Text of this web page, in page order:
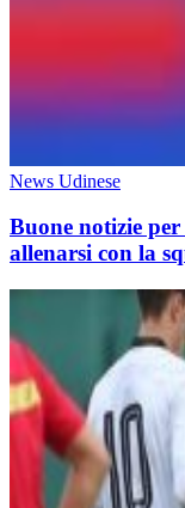
News Udinese
Buone notizie
allenarsi con la